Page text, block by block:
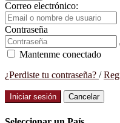
Correo electrónico:
Contraseña
Mantenme conectado
¿Perdiste tu contraseña? /
Iniciar sesión Cancelar